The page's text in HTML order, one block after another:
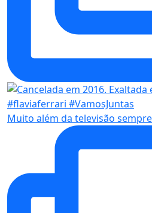
Muito além da televisão